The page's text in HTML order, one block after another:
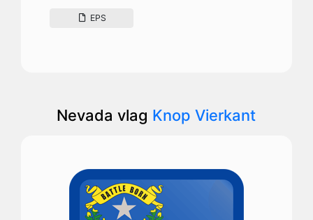
EPS
Nevada vlag Knop Vierkant